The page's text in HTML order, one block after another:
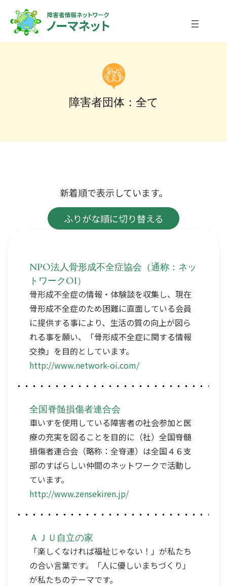
障害者団体：全て
新着順で表示しています。
ふりがな順に切り替える
NPO法人骨形成不全症協会（通称：ネッ
トワークOI）
骨形成不全症の情報・体験談を収集し、現在
骨形成不全症のため困難に直面している会員
に提供する事により、生活の質の向上が図ら
れる事を願い、「骨形成不全症に関する情報
交換」を目的としています。
http://www.network-oi.com/
全国脊髄損傷者連合会
車いすを使用している障害者の社会参加と医
療の充実を図ることを目的に（社）全国脊髄
損傷者連合会（略称：全脊連）は全国４６支
部のすばらしい仲間のネットワークで活動し
ています。
http://www.zensekiren.jp/
ＡＪＵ自立の家
「楽しくなければ福祉じゃない！」が私たち
の合い言葉です。「人に優しいまちづくり」
が私たちのテーマです。